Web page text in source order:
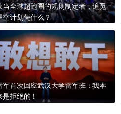
当全球超跑圈的规则制定者，追觅
空计划凭什么？
军首次回应武汉大学雷军班：我本
是拒绝的！